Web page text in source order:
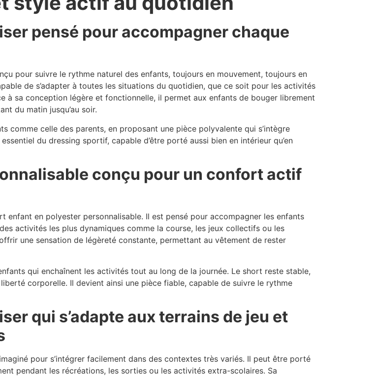
pensé pour accompagner chaque
pour suivre le rythme naturel des enfants, toujours en mouvement, toujours en
de s’adapter à toutes les situations du quotidien, que ce soit pour les activités
à sa conception légère et fonctionnelle, il permet aux enfants de bouger librement
du matin jusqu’au soir.
comme celle des parents, en proposant une pièce polyvalente qui s’intègre
du dressing sportif, capable d’être porté aussi bien en intérieur qu’en
conçu pour un confort actif
en polyester personnalisable. Il est pensé pour accompagner les enfants
activités les plus dynamiques comme la course, les jeux collectifs ou les
une sensation de légèreté constante, permettant au vêtement de rester
qui enchaînent les activités tout au long de la journée. Le short reste stable,
corporelle. Il devient ainsi une pièce fiable, capable de suivre le rythme
qui s’adapte aux terrains de jeu et
pour s’intégrer facilement dans des contextes très variés. Il peut être porté
pendant les récréations, les sorties ou les activités extra-scolaires. Sa